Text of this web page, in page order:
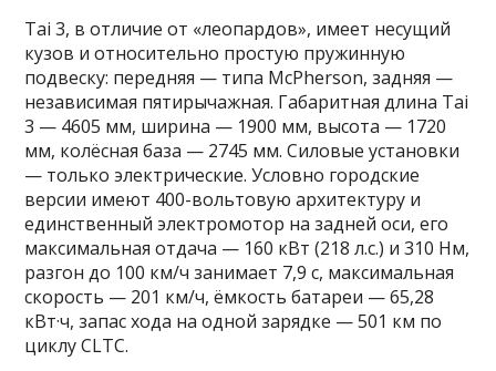
Tai 3, в отличие от «леопардов», имеет несущий
кузов и относительно простую пружинную
подвеску: передняя — типа McPherson, задняя —
независимая пятирычажная. Габаритная длина Tai
3 — 4605 мм, ширина — 1900 мм, высота — 1720
мм, колёсная база — 2745 мм. Силовые установки
— только электрические. Условно городские
версии имеют 400-вольтовую архитектуру и
единственный электромотор на задней оси, его
максимальная отдача — 160 кВт (218 л.с.) и 310 Нм,
разгон до 100 км/ч занимает 7,9 с, максимальная
скорость — 201 км/ч, ёмкость батареи — 65,28
кВт·ч, запас хода на одной зарядке — 501 км по
циклу CLTC.